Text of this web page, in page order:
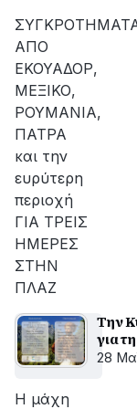
ΑΠΟ
ΕΚΟΥΑΔΟΡ,
ΜΕΞΙΚΟ,
ΡΟΥΜΑΝΙΑ,
ΠΑΤΡΑ
και την
ευρύτερη
περιοχή
ΓΙΑ ΤΡΕΙΣ
ΗΜΕΡΕΣ
ΣΤΗΝ
ΠΛΑΖ
Την
για
28
Η μάχη